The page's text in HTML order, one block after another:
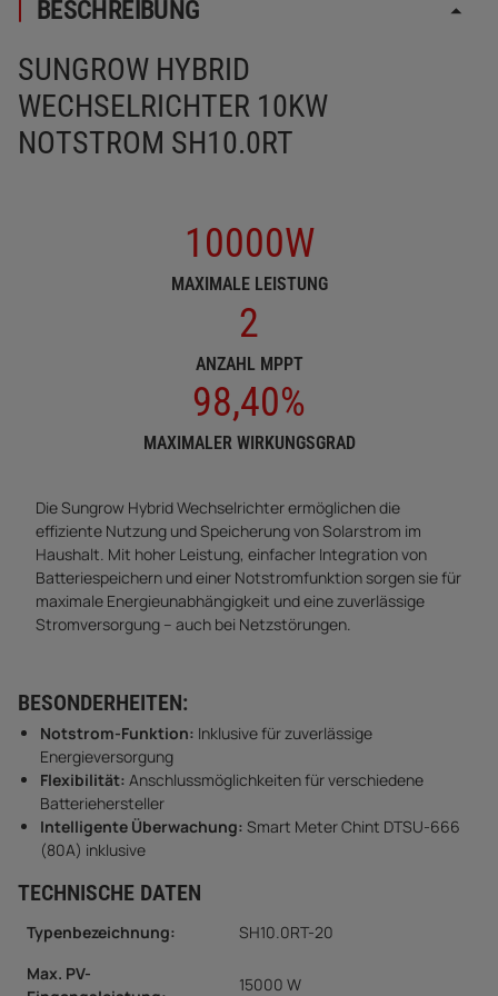
BESCHREIBUNG
SUNGROW HYBRID
WECHSELRICHTER 10KW
NOTSTROM SH10.0RT
10000W
MAXIMALE LEISTUNG
2
ANZAHL MPPT
98,40%
MAXIMALER WIRKUNGSGRAD
Die Sungrow Hybrid Wechselrichter ermöglichen die
effiziente Nutzung und Speicherung von Solarstrom im
Haushalt. Mit hoher Leistung, einfacher Integration von
Batteriespeichern und einer Notstromfunktion sorgen sie für
maximale Energieunabhängigkeit und eine zuverlässige
Stromversorgung – auch bei Netzstörungen.
BESONDERHEITEN:
Notstrom-Funktion: Inklusive für zuverlässige
Energieversorgung
Flexibilität: Anschlussmöglichkeiten für verschiedene
Batteriehersteller
Intelligente Überwachung: Smart Meter Chint DTSU-666
(80A) inklusive
TECHNISCHE DATEN
Typenbezeichnung:
SH10.0RT-20
Max. PV-
15000 W